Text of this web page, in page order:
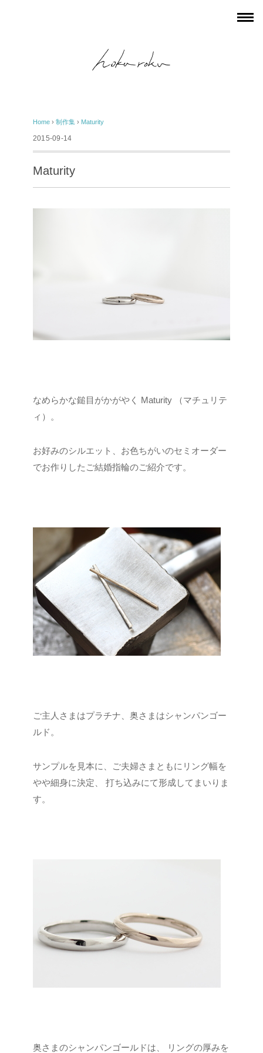
Home › 制作集 › Maturity
2015-09-14
Maturity
なめらかな鎚目がかがやく Maturity （マチュリテ
ィ）。
お好みのシルエット、お色ちがいのセミオーダー
でお作りしたご結婚指輪のご紹介です。
ご主人さまはプラチナ、奥さまはシャンパンゴー
ルド。
サンプルを見本に、ご夫婦さまともにリング幅を
やや細身に決定、
打ち込みにて形成してまいりま
す。
奥さまのシャンパンゴールドは、
リングの厚みを